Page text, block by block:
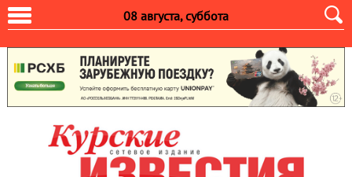
08 августа, суббота